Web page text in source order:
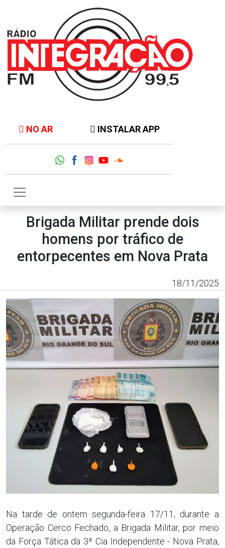
NO AR INSTALAR APP
Brigada Militar prende dois
homens por tráfico de
entorpecentes em Nova Prata
18/11/2025
Na tarde de ontem segunda-feira 17/11, durante a
Operação Cerco Fechado, a Brigada Militar, por meio
da Força Tática da 3ª Cia Independente - Nova Prata,